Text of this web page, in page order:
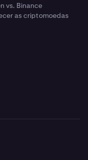
vs. Binance
as criptomoedas